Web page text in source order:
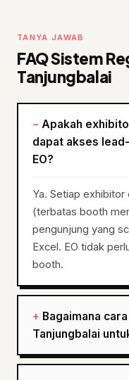
TANYA JAWAB
FAQ Sistem
Tanjungbalai
Apakah
dapat akses
EO?
Ya. Setiap
(terbatas booth
pengunjung yang
Excel. EO tidak
booth.
Bagaimana
Tanjungbalai